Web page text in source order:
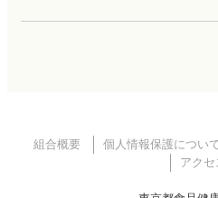
組合概要 個人情報保護につい
アクセ